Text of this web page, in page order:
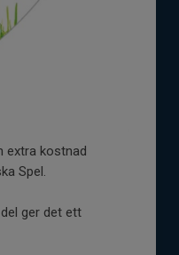
extra kostnad
Spel.
ger det ett